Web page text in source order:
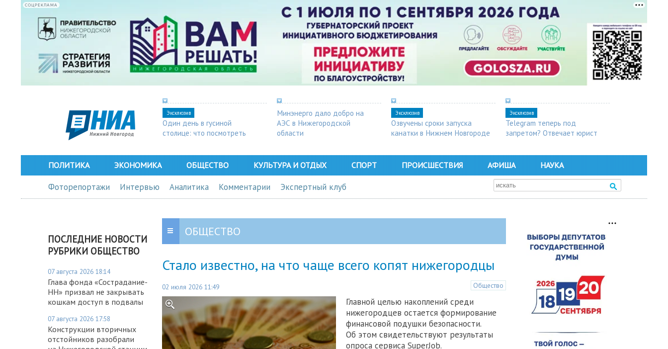
СОЦРЕКЛАМА
Эксклюзив
Один день в гусиной
столице: что посмотреть
Минэнерго дало добро на
АЭС в Нижегородской
области
Эксклюзив
Озвучены сроки запуска
канатки в Нижнем Новгороде
Эксклюзив
Telegram теперь под
запретом? Отвечает юрист
ПОЛИТИКА ЭКОНОМИКА ОБЩЕСТВО КУЛЬТУРА И ОТДЫХ СПОРТ ПРОИСШЕСТВИЯ АФИША НАУКА
Фоторепортажи Интервью Аналитика Комментарии Экспертный клуб
ПОСЛЕДНИЕ НОВОСТИ
РУБРИКИ ОБЩЕСТВО
07 августа 2026 18:14
Глава фонда «Сострадание-
НН» призвал не закрывать
кошкам доступ в подвалы
07 августа 2026 17:58
Конструкции вторичных
отстойников разобрали
ОБЩЕСТВО
Стало известно, на что чаще всего копят нижегородцы
02 июля 2026 11:49 Общество
Главной целью накоплений среди
нижегородцев остается формирование
финансовой подушки безопасности.
Об этом свидетельствуют результаты
опроса сервиса SuperJob.